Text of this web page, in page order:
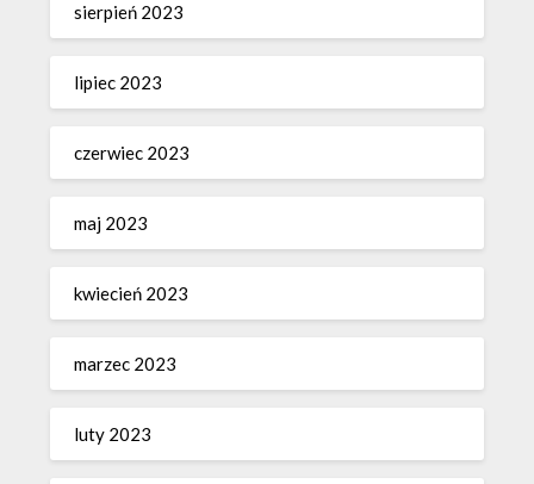
sierpień 2023
lipiec 2023
czerwiec 2023
maj 2023
kwiecień 2023
marzec 2023
luty 2023